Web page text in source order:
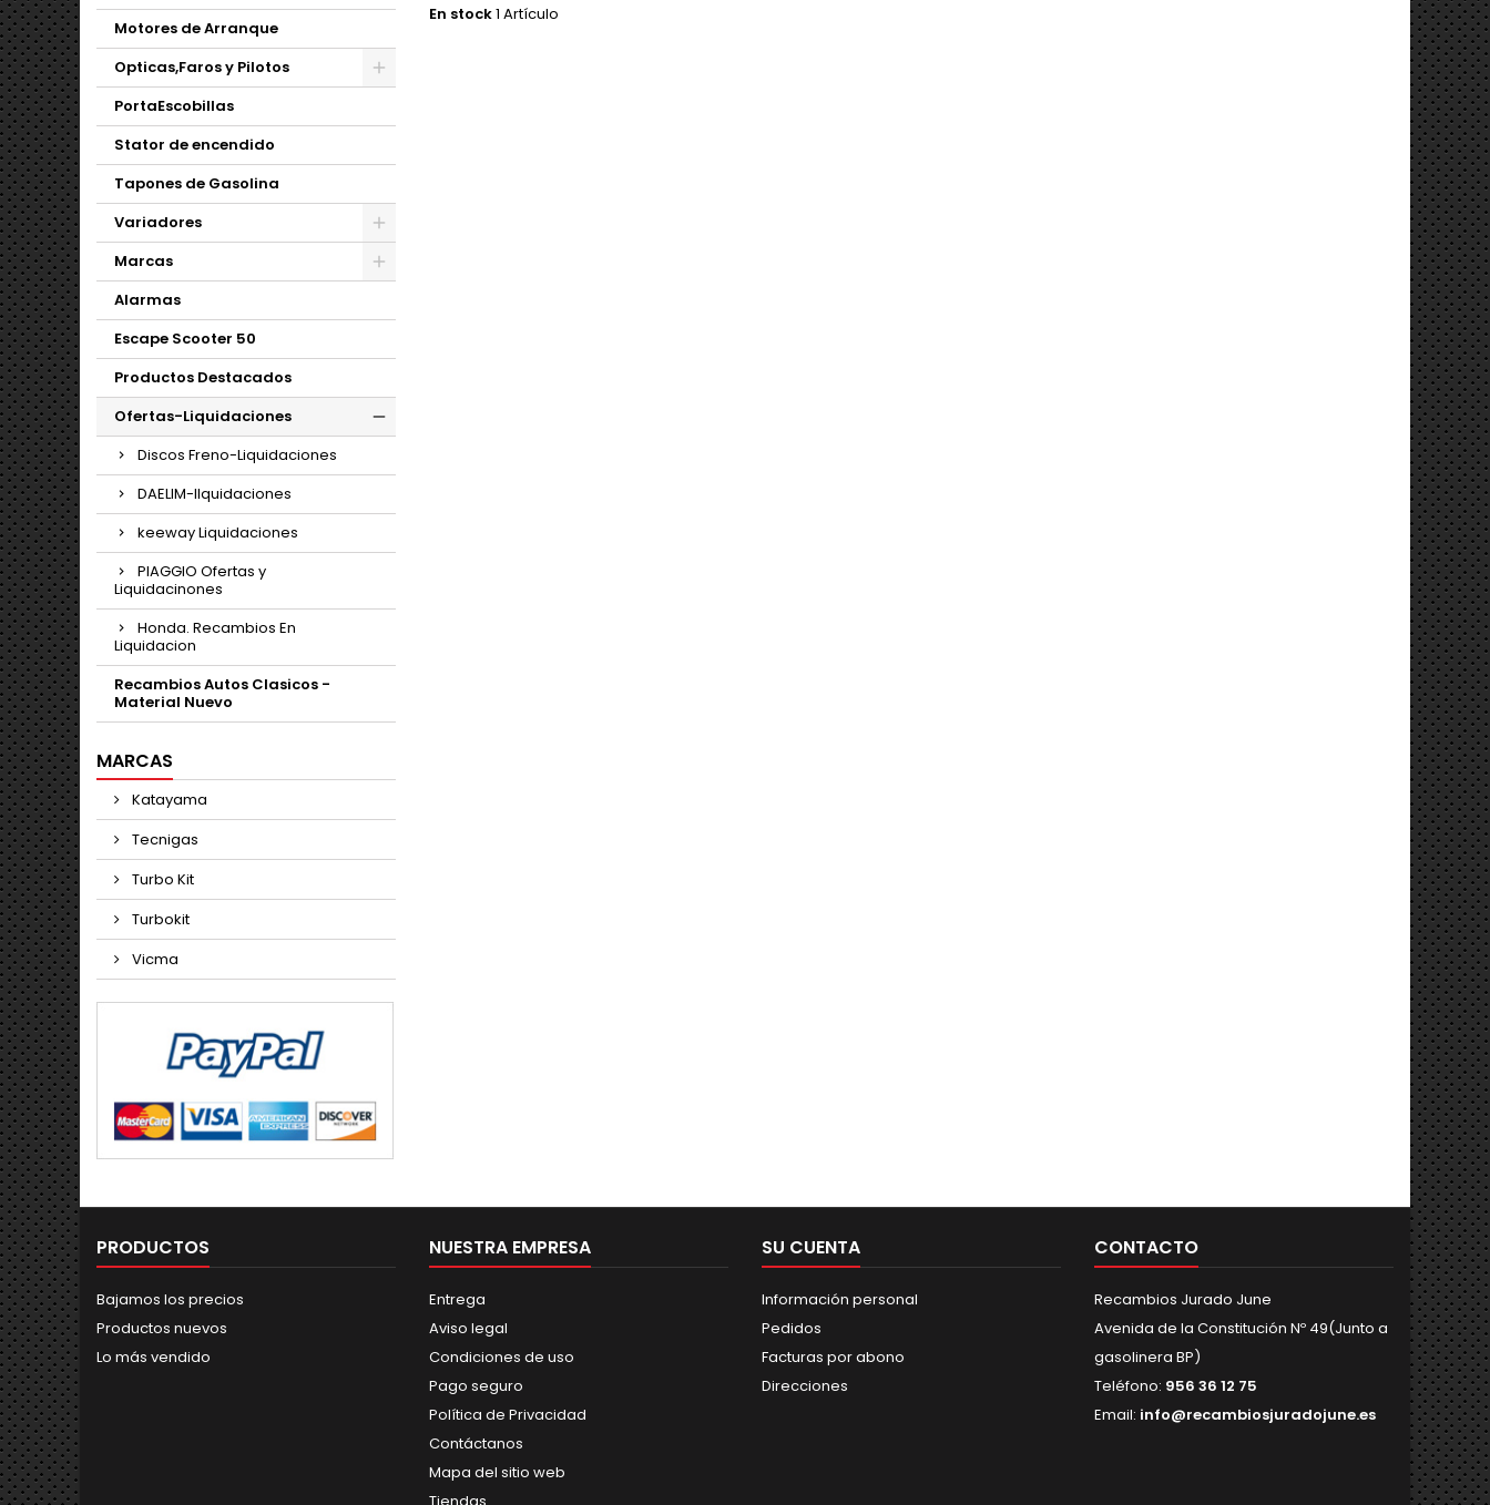
Motores de Arranque
Opticas,Faros y Pilotos
PortaEscobillas
Stator de encendido
Tapones de Gasolina
Variadores
Marcas
Alarmas
Escape Scooter 50
Productos Destacados
Ofertas-Liquidaciones
Discos Freno-Liquidaciones
DAELIM-lIquidaciones
keeway Liquidaciones
PIAGGIO Ofertas y
Liquidacinones
Honda. Recambios En
Liquidacion
Recambios Autos Clasicos -
Material Nuevo
MARCAS
Katayama
Tecnigas
Turbo Kit
Turbokit
Vicma
En stock1 Artículo
PRODUCTOS
Bajamos los precios
Productos nuevos
Lo más vendido
NUESTRA EMPRESA
Entrega
Aviso legal
Condiciones de uso
Pago seguro
Política de Privacidad
Contáctanos
Mapa del sitio web
SU CUENTA
Información personal
Pedidos
Facturas por abono
Direcciones
CONTACTO
Recambios Jurado June
Avenida de la Constitución Nº 49(Junto a
gasolinera BP)
Teléfono: 956 36 12 75
Email: info@recambiosjuradojune.es